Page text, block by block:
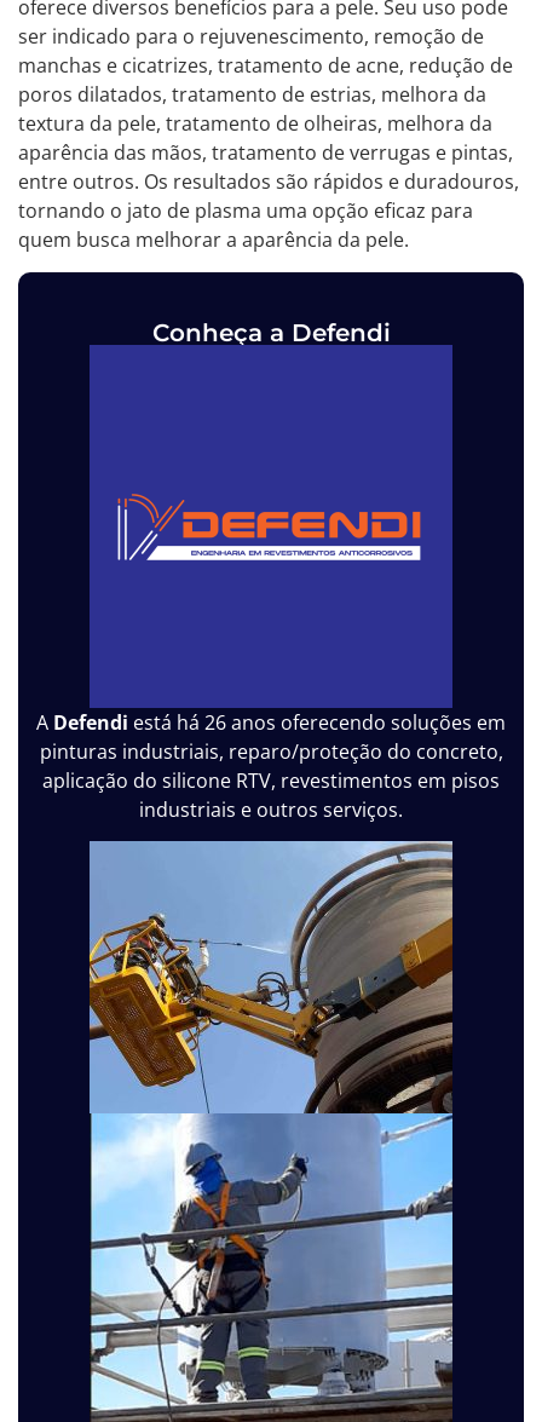
oferece diversos benefícios para a pele. Seu uso pode
ser indicado para o rejuvenescimento, remoção de
manchas e cicatrizes, tratamento de acne, redução de
poros dilatados, tratamento de estrias, melhora da
textura da pele, tratamento de olheiras, melhora da
aparência das mãos, tratamento de verrugas e pintas,
entre outros. Os resultados são rápidos e duradouros,
tornando o jato de plasma uma opção eficaz para
quem busca melhorar a aparência da pele.
Conheça a Defendi
A Defendi está há 26 anos oferecendo soluções em
pinturas industriais, reparo/proteção do concreto,
aplicação do silicone RTV, revestimentos em pisos
industriais e outros serviços.